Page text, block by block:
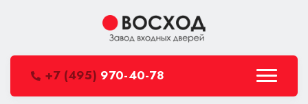
+7 (495) 970-40-78